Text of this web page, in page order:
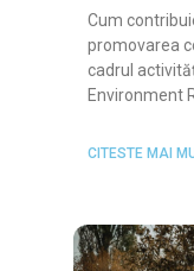
Cum
promovarea
cadrul
Environment
CITESTE MAI